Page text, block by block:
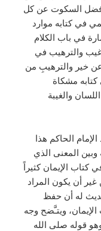
فضل السكوت عن كل
في كتابه موارد
في باب الكلام
والترهيب في
خير والترهيبِ من
كتابه مشكاة
والغيبة
الإمام الحاكم هذا
المعنى الذي
كتاب الإيمان كثيراً
أن يكون المراد
له أن حفظ
ويتـَّضح وجه
قوله صلى الله